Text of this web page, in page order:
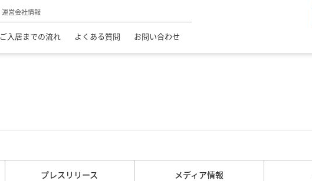
運営会社情報
ご入居までの流れ よくある質問 お問い合わせ
プレスリリース メディア情報